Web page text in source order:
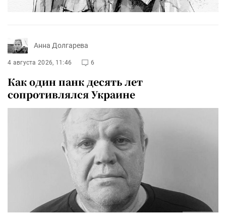
Анна Долгарева
4 августа 2026, 11:46 6
Как один панк десять лет
сопротивлялся Украине